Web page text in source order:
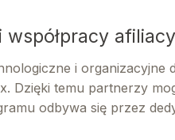
współpracy
i organizacyjne
Dzięki temu partnerzy
odbywa się przez